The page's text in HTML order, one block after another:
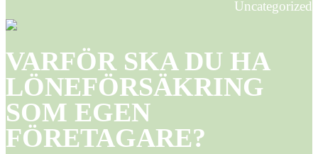
Uncategorized
VARFÖR SKA DU HA
LÖNEFÖRSÄKRING
SOM EGEN
FÖRETAGARE?